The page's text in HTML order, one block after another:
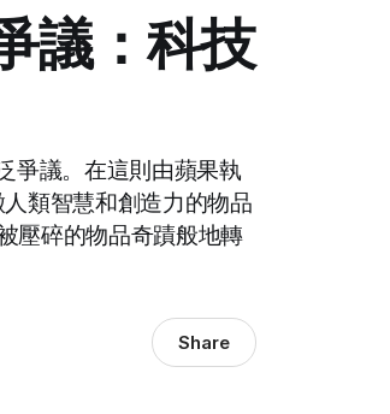
議：科技
爭議。在這則由蘋果執
類智慧和創造力的物品
碎的物品奇蹟般地轉
Share